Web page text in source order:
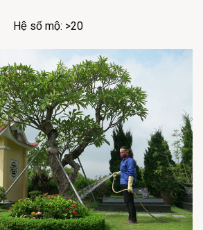
Hệ số mộ: >20